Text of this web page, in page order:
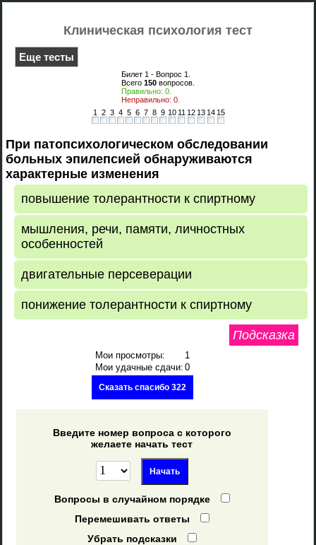
Клиническая психология тест
Еще тесты
Билет 1 - Вопрос 1
Всего 150 вопросов.
Правильно: 0
Неправильно: 0
1
2 3 4 5 6 7 8 9 10 11 12 13 14 15
При патопсихологическом обследовании
больных эпилепсией обнаруживаются
характерные изменения
повышение толерантности к спиртному
мышления, речи, памяти, личностных
особенностей
двигательные персеверации
понижение толерантности к спиртному
Подсказка
Мои просмотры:
1
Мои удачные сдачи: 0
Сказать спасибо 322
Введите номер вопроса с которого
желаете начать тест
Вопросы в случайном порядке
Перемешивать ответы
Убрать подсказки